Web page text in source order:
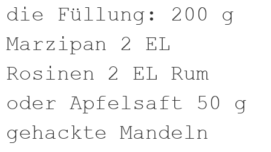
die Füllung: 200 g
Marzipan 2 EL
Rosinen 2 EL Rum
oder Apfelsaft 50 g
gehackte Mandeln